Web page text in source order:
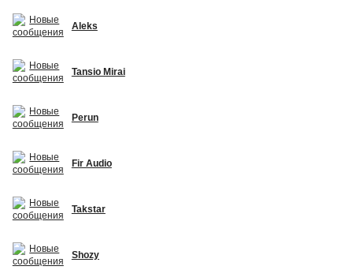
Aleks
Tansio Mirai
Perun
Fir Audio
Takstar
Shozy